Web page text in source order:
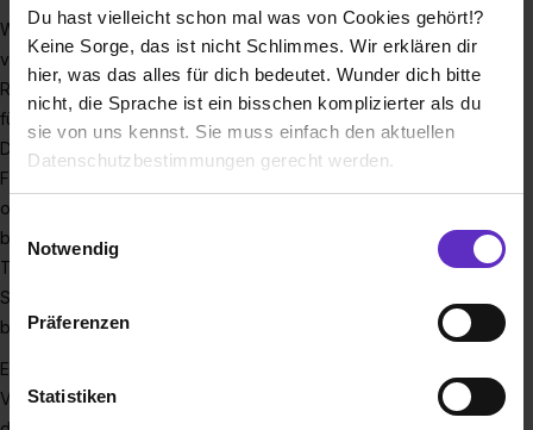
Du hast vielleicht schon mal was von Cookies gehört!?
Keine Sorge, das ist nicht Schlimmes. Wir erklären dir
hier, was das alles für dich bedeutet. Wunder dich bitte
nicht, die Sprache ist ein bisschen komplizierter als du
sie von uns kennst. Sie muss einfach den aktuellen
Datenschutzbestimmungen gerecht werden.
Benutzung der Webseite getroffenen Einstellungen zu
Webseite zu analysieren („Statistiken“), um
Informationen zu deiner Verwendung unserer Website an
Notwendig
Präferenzen
Statistiken
Wir bei der BMW Group machen Mobilität nachhaltiger,
vernetzter und sicherer. Mit unseren Marken BMW MINI,
Rolls-Royce und BMW Motorrad sind wir der weltweit
führende Anbieter von individueller Premium-Mobilität und
Dienstleistungen. Spaß an der Arbeit sowie Leidenschaft für
Fahrzeuge, Technik und Innovationen stehen bei uns an
oberster Stelle. Wenn du diese Begeisterung teilst, bist du
bei uns genau richtig! Neben einer Ausbildung, die deine
Talente fördert, bieten wir dir attraktive Benefits und
Sicherheit. Gleichzeitig arbeitest du an einem der aktuell
bewegendsten Themen: der Mobilität der Zukunft.
Erkunde unsere vielfältigen Angebote für Schüler:innen:
Von Praktikumsplätzen über Ausbildungsmöglichkeiten und